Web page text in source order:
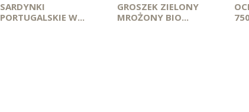
SARDYNKI
PORTUGALSKIE W...
GROSZEK ZIELONY
MROŻONY BIO...